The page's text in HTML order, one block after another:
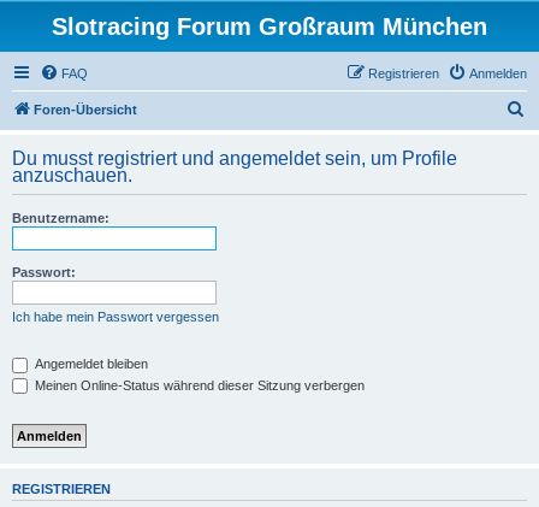
Slotracing Forum Großraum München
FAQ Anmelden
Registrieren
Foren-Übersicht
h
Du musst registriert und angemeldet sein, um Profile
anzuschauen.
Benutzername:
Passwort:
Ich habe mein Passwort vergessen
Angemeldet bleiben
Meinen Online-Status während dieser Sitzung verbergen
REGISTRIEREN